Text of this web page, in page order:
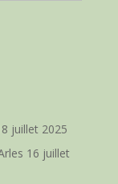
juillet 2025
16 juillet